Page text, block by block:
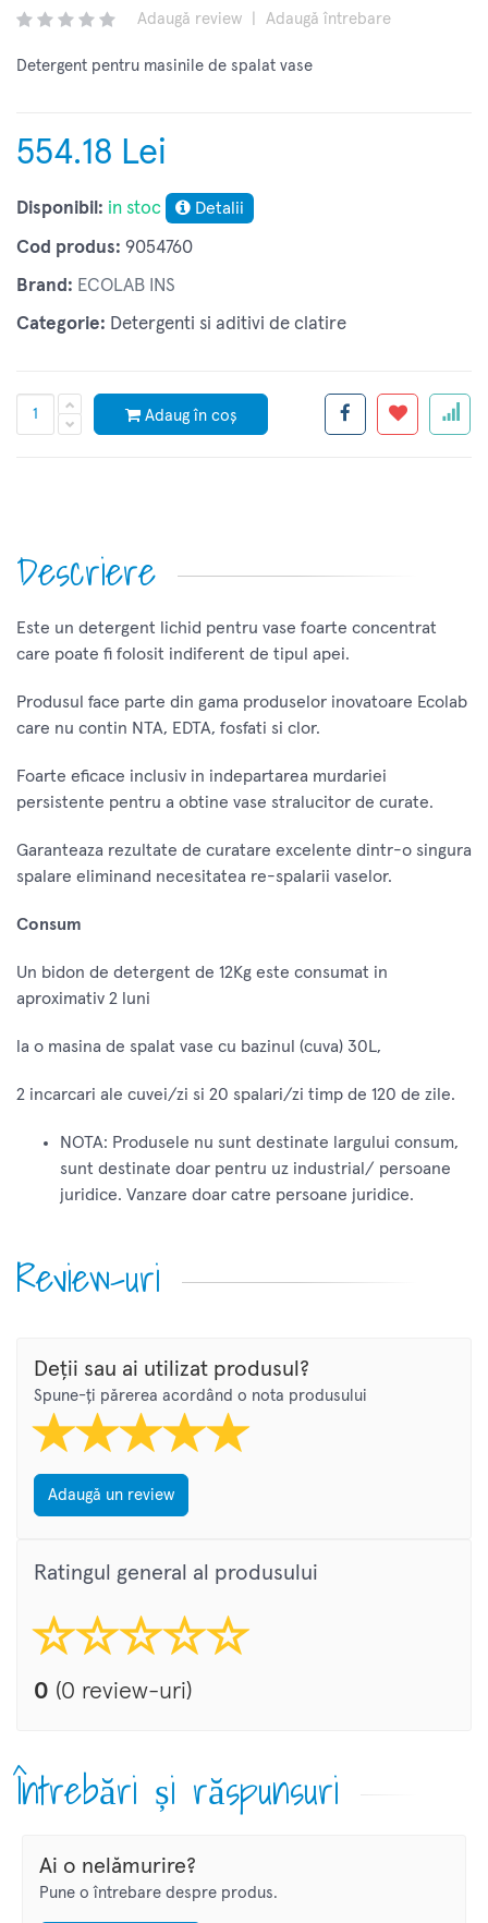
Adaugă review Adaugă întrebare
Detergent pentru masinile de spalat vase
554.18 Lei
Disponibil: in stoc Detalii
Cod produs: 9054760
Brand: ECOLAB INS
Categorie: Detergenti si aditivi de clatire
Adaug în coș
Descriere
Este un detergent lichid pentru vase foarte concentrat
care poate fi folosit indiferent de tipul apei.
Produsul face parte din gama produselor inovatoare Ecolab
care nu contin NTA, EDTA, fosfati si clor.
Foarte eficace inclusiv in indepartarea murdariei
persistente pentru a obtine vase stralucitor de curate.
Garanteaza rezultate de curatare excelente dintr-o singura
spalare eliminand necesitatea re-spalarii vaselor.
Consum
Un bidon de detergent de 12Kg este consumat in
aproximativ 2 luni
la o masina de spalat vase cu bazinul (cuva) 30L,
2 incarcari ale cuvei/zi si 20 spalari/zi timp de 120 de zile.
NOTA: Produsele nu sunt destinate largului consum,
sunt destinate doar pentru uz industrial/ persoane
juridice. Vanzare doar catre persoane juridice.
Review-uri
Deții sau ai utilizat produsul?
Spune-ți părerea acordând o nota produsului
Adaugă un review
Ratingul general al produsului
0 (0 review-uri)
Întrebări și răspunsuri
Ai o nelămurire?
Pune o întrebare despre produs.